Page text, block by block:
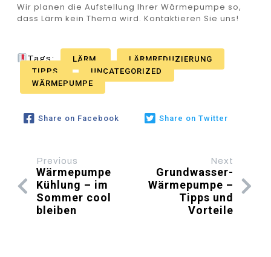
Wir planen die Aufstellung Ihrer Wärmepumpe so,
dass Lärm kein Thema wird. Kontaktieren Sie uns!
Tags: LÄRM
LÄRMREDUZIERUNG
TIPPS
UNCATEGORIZED
WÄRMEPUMPE
Share on Facebook Share on Twitter
Previous
Wärmepumpe
Kühlung – im
Sommer cool
bleiben
Next
Grundwasser-
Wärmepumpe –
Tipps und
Vorteile